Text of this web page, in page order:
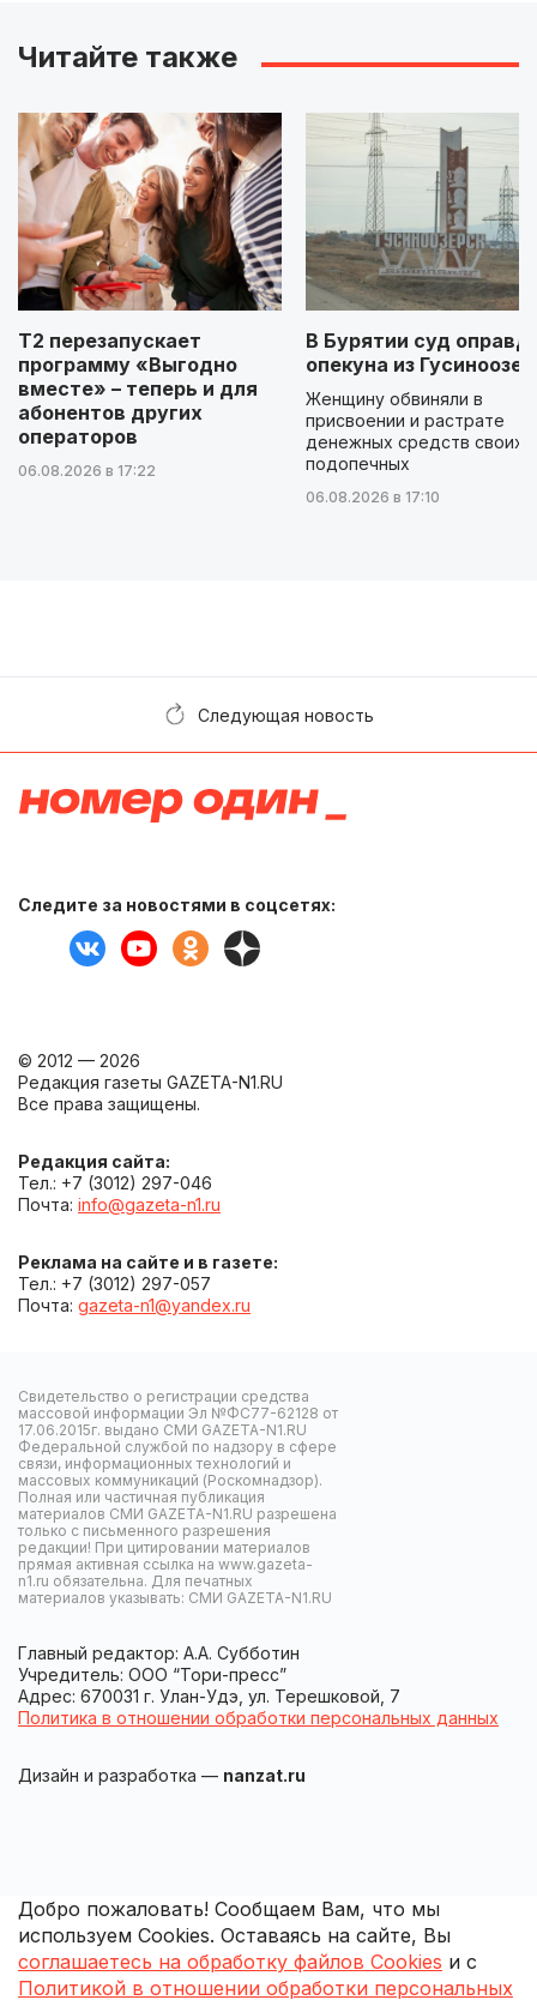
Читайте также
Т2 перезапускает
программу «Выгодно
вместе» – теперь и для
абонентов других
операторов
06.08.2026 в 17:22
В Бурятии суд
опекуна из
Женщину обвиняли в
присвоении и растрате
денежных средств своих
подопечных
06.08.2026 в 17:10
Следующая новость
Следите за новостями в соцсетях:
© 2012 — 2026
Редакция газеты GAZETA-N1.RU
Все права защищены.
Редакция сайта:
Тел.: +7 (3012) 297-046
Почта: info@gazeta-n1.ru
Реклама на сайте и в газете:
Тел.: +7 (3012) 297-057
Почта: gazeta-n1@yandex.ru
Свидетельство о регистрации средства
массовой информации Эл №ФС77-62128 от
17.06.2015г. выдано СМИ GAZETA-N1.RU
Федеральной службой по надзору в сфере
связи, информационных технологий и
массовых коммуникаций (Роскомнадзор).
Полная или частичная публикация
материалов СМИ GAZETA-N1.RU разрешена
только с письменного разрешения
редакции! При цитировании материалов
прямая активная ссылка на www.gazeta-
n1.ru обязательна. Для печатных
материалов указывать: СМИ GAZETA-N1.RU
Главный редактор: А.А. Субботин
Учредитель: ООО “Тори-пресс”
Адрес: 670031 г. Улан-Удэ, ул. Терешковой, 7
Политика в отношении обработки персональных данных
Дизайн и разработка — nanzat.ru
Добро пожаловать! Сообщаем Вам, что мы
используем Cookies. Оставаясь на сайте, Вы
соглашаетесь на обработку файлов Cookies и с
Политикой в отношении обработки персональных